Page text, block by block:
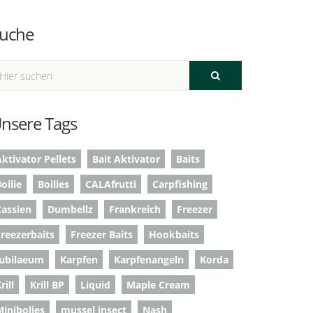
Tags
Pellets Bait Aktivator
Baits
Boilies CALAfrutti
Carpfishing
Dumbellz Frankreich
Freezer
Freezer Baits
Hookbaits
Karpfen Karpfenangeln
Korda
Krill BP Liquid
Maple Cream
mussel insect
Nash